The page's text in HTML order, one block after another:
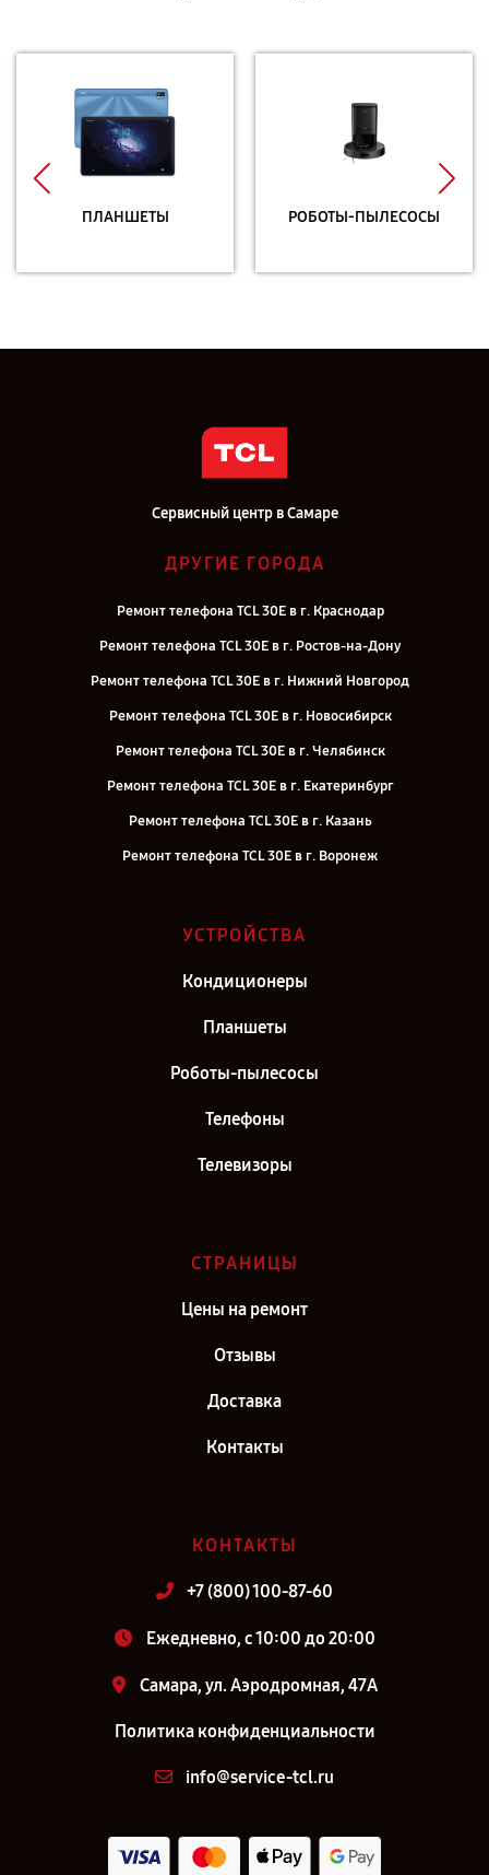
ПЛАНШЕТЫ РОБОТЫ-ПЫЛЕСОСЫ
Сервисный центр в Самаре
ДРУГИЕ ГОРОДА
Ремонт телефона TCL 30Е в г. Краснодар
Ремонт телефона TCL 30Е в г. Ростов-на-Дону
Ремонт телефона TCL 30Е в г. Нижний Новгород
Ремонт телефона TCL 30Е в г. Новосибирск
Ремонт телефона TCL 30Е в г. Челябинск
Ремонт телефона TCL 30Е в г. Екатеринбург
Ремонт телефона TCL 30Е в г. Казань
Ремонт телефона TCL 30Е в г. Воронеж
Ремонт телефона TCL 30Е в г. Киров
Ремонт телефона TCL 30Е в г. Санкт-Петербург
УСТРОЙСТВА
Кондиционеры
Планшеты
Роботы-пылесосы
Телефоны
Телевизоры
СТРАНИЦЫ
Цены на ремонт
Отзывы
Доставка
Контакты
КОНТАКТЫ
+7 (800) 100-87-60
Ежедневно, с 10:00 до 20:00
Самара, ул. Аэродромная, 47А
Политика конфиденциальности
info@service-tcl.ru